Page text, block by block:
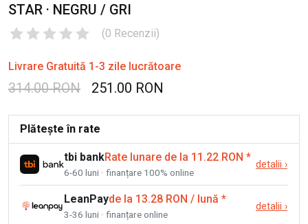
STAR · NEGRU / GRI
(0 Recenzii)
Livrare Gratuită 1-3 zile lucrătoare
314.00 RON 251.00 RON
Plătește în rate
tbi bankRate lunare de la 11.22 RON *
6-60 luni · finanțare 100% online
detalii ›
LeanPayde la 13.28 RON / lună *
3-36 luni · finanțare online
detalii ›